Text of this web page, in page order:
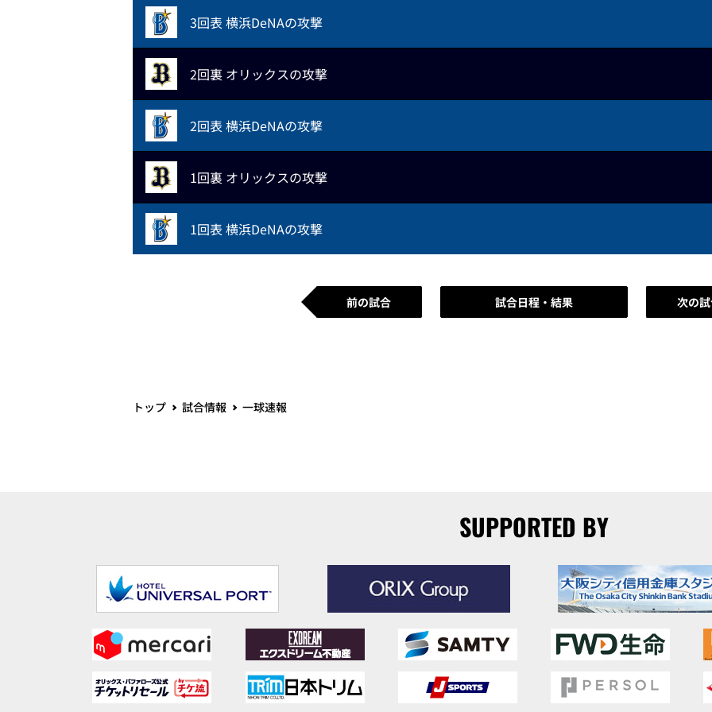
3回表 横浜DeNAの攻撃
2回裏 オリックスの攻撃
2回表 横浜DeNAの攻撃
1回裏 オリックスの攻撃
1回表 横浜DeNAの攻撃
前の試合 試合日程・結果 次の
トップ 試合情報 一球速報
SUPPORTED BY